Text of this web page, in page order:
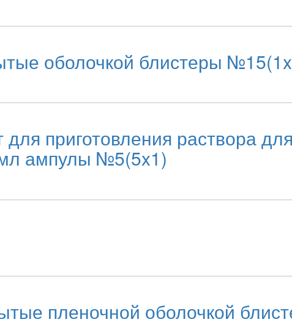
оболочкой блистеры
приготовления раствора
ампулы №5(5x1)
пленочной оболочкой